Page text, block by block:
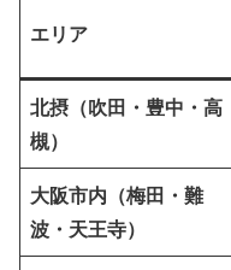
エリア
北摂（吹田・豊中・高
槻）
大阪市内（梅田・難
波・天王寺）